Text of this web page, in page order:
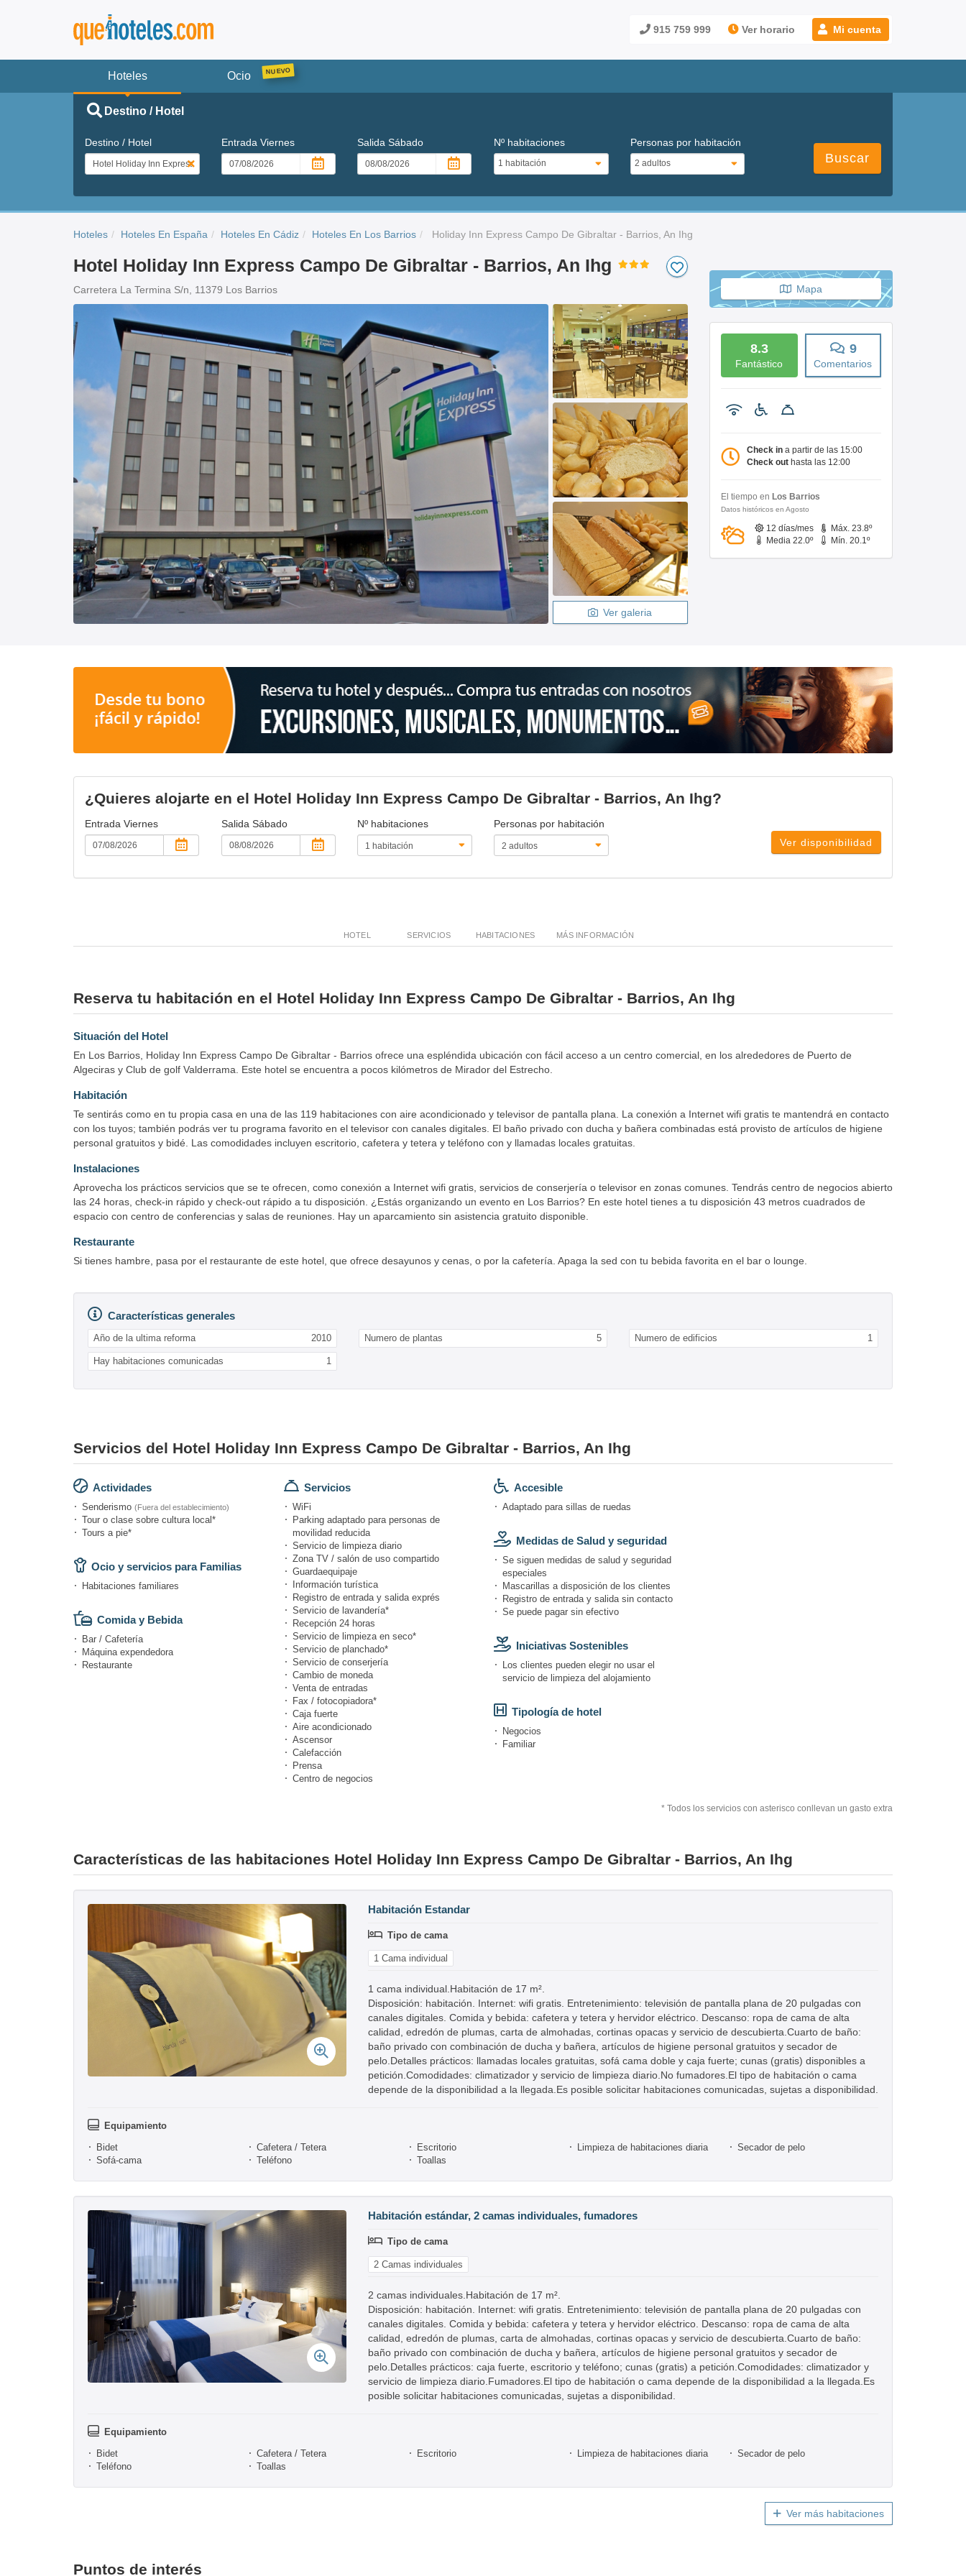
915 759 999 Ver horario Mi cuenta
Hoteles Ocio
Destino / Hotel
Destino / Hotel Entrada Viernes SalidaSábado Nº habitaciones Personas por habitación
Buscar
Hoteles Hoteles En España Hoteles En Cádiz Hoteles En Los Barrios Holiday Inn Express Campo De Gibraltar - Barrios, An Ihg
Hotel Holiday Inn Express Campo De Gibraltar - Barrios, An Ihg
Carretera La Termina S/n, 11379 Los Barrios
Ver galeria
Mapa
8.3
Fantástico
9
Comentarios
Check in a partir de las 15:00
Check out hasta las 12:00
El tiempo en Los Barrios
Datos históricos en Agosto
12 días/mes
Máx. 23.8º
Media 22.0º
Mín. 20.1º
¿Quieres alojarte en el Hotel Holiday Inn Express Campo De Gibraltar - Barrios, An Ihg?
Entrada Viernes Salida Sábado Nº habitaciones
Personas por habitación
Ver disponibilidad
HOTEL SERVICIOS HABITACIONES MÁS INFORMACIÓN
Reserva tu habitación en el Hotel Holiday Inn Express Campo De Gibraltar - Barrios, An Ihg
Situación del Hotel
En Los Barrios, Holiday Inn Express Campo De Gibraltar - Barrios ofrece una espléndida ubicación con fácil acceso a un centro comercial, en los alrededores de Puerto de
Algeciras y Club de golf Valderrama. Este hotel se encuentra a pocos kilómetros de Mirador del Estrecho.
Habitación
Te sentirás como en tu propia casa en una de las 119 habitaciones con aire acondicionado y televisor de pantalla plana. La conexión a Internet wifi gratis te mantendrá en contacto
con los tuyos; también podrás ver tu programa favorito en el televisor con canales digitales. El baño privado con ducha y bañera combinadas está provisto de artículos de higiene
personal gratuitos y bidé. Las comodidades incluyen escritorio, cafetera y tetera y teléfono con y llamadas locales gratuitas.
Instalaciones
Aprovecha los prácticos servicios que se te ofrecen, como conexión a Internet wifi gratis, servicios de conserjería o televisor en zonas comunes. Tendrás centro de negocios abierto
las 24 horas, check-in rápido y check-out rápido a tu disposición. ¿Estás organizando un evento en Los Barrios? En este hotel tienes a tu disposición 43 metros cuadrados de
espacio con centro de conferencias y salas de reuniones. Hay un aparcamiento sin asistencia gratuito disponible.
Restaurante
Si tienes hambre, pasa por el restaurante de este hotel, que ofrece desayunos y cenas, o por la cafetería. Apaga la sed con tu bebida favorita en el bar o lounge.
Características generales
Año de la ultima reforma 2010 Numero de plantas 5 Numero de edificios 1
Hay habitaciones comunicadas 1
Servicios del Hotel Holiday Inn Express Campo De Gibraltar - Barrios, An Ihg
Actividades
Senderismo (Fuera del establecimiento)
Tour o clase sobre cultura local*
Tours a pie*
Ocio y servicios para Familias
Habitaciones familiares
Comida y Bebida
Bar / Cafetería
Máquina expendedora
Restaurante
Servicios
WiFi
Parking adaptado para personas de
movilidad reducida
Servicio de limpieza diario
Zona TV / salón de uso compartido
Guardaequipaje
Información turística
Registro de entrada y salida exprés
Servicio de lavandería*
Recepción 24 horas
Servicio de limpieza en seco*
Servicio de planchado*
Servicio de conserjería
Cambio de moneda
Venta de entradas
Fax / fotocopiadora*
Caja fuerte
Aire acondicionado
Ascensor
Calefacción
Prensa
Centro de negocios
Accesible
Adaptado para sillas de ruedas
Medidas de Salud y seguridad
Se siguen medidas de salud y seguridad
especiales
Mascarillas a disposición de los clientes
Registro de entrada y salida sin contacto
Se puede pagar sin efectivo
Iniciativas Sostenibles
Los clientes pueden elegir no usar el
servicio de limpieza del alojamiento
Tipología de hotel
Negocios
Familiar
* Todos los servicios con asterisco conllevan un gasto extra
Características de las habitaciones Hotel Holiday Inn Express Campo De Gibraltar - Barrios, An Ihg
Habitación Estandar
Tipo de cama
1 Cama individual
1 cama individual.Habitación de 17 m².
Disposición: habitación. Internet: wifi gratis. Entretenimiento: televisión de pantalla plana de 20 pulgadas con
canales digitales. Comida y bebida: cafetera y tetera y hervidor eléctrico. Descanso: ropa de cama de alta
calidad, edredón de plumas, carta de almohadas, cortinas opacas y servicio de descubierta.Cuarto de baño:
baño privado con combinación de ducha y bañera, artículos de higiene personal gratuitos y secador de
pelo.Detalles prácticos: llamadas locales gratuitas, sofá cama doble y caja fuerte; cunas (gratis) disponibles a
petición.Comodidades: climatizador y servicio de limpieza diario.No fumadores.El tipo de habitación o cama
depende de la disponibilidad a la llegada.Es posible solicitar habitaciones comunicadas, sujetas a disponibilidad.
Equipamiento
Bidet
Cafetera / Tetera Escritorio Limpieza de habitaciones diaria
Secador de pelo
Sofá-cama
Teléfono Toallas
Habitación estándar, 2 camas individuales, fumadores
Tipo de cama
2 Camas individuales
2 camas individuales.Habitación de 17 m².
Disposición: habitación. Internet: wifi gratis. Entretenimiento: televisión de pantalla plana de 20 pulgadas con
canales digitales. Comida y bebida: cafetera y tetera y hervidor eléctrico. Descanso: ropa de cama de alta
calidad, edredón de plumas, carta de almohadas, cortinas opacas y servicio de descubierta.Cuarto de baño:
baño privado con combinación de ducha y bañera, artículos de higiene personal gratuitos y secador de
pelo.Detalles prácticos: caja fuerte, escritorio y teléfono; cunas (gratis) a petición.Comodidades: climatizador y
servicio de limpieza diario.Fumadores.El tipo de habitación o cama depende de la disponibilidad a la llegada.Es
posible solicitar habitaciones comunicadas, sujetas a disponibilidad.
Equipamiento
Bidet
Cafetera / Tetera Escritorio Limpieza de habitaciones diaria
Secador de pelo
Teléfono
Toallas
Ver más habitaciones
Puntos de interés